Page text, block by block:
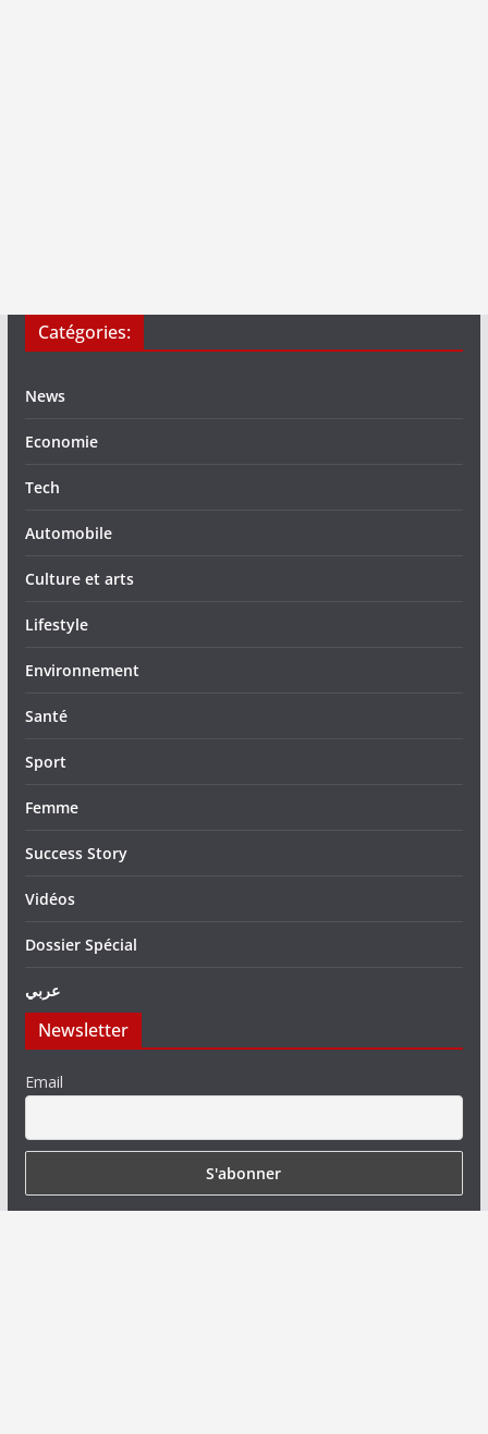
Catégories:
News
Economie
Tech
Automobile
Culture et arts
Lifestyle
Environnement
Santé
Sport
Femme
Success Story
Vidéos
Dossier Spécial
عربي
Newsletter
Email